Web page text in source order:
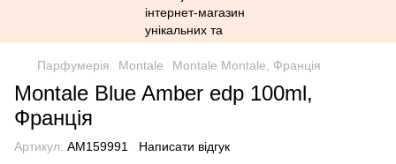
Парфумерія Montale Montale Montale, Франція
Montale Blue Amber edp 100ml,
Франція
Артикул: AM159991 Написати відгук